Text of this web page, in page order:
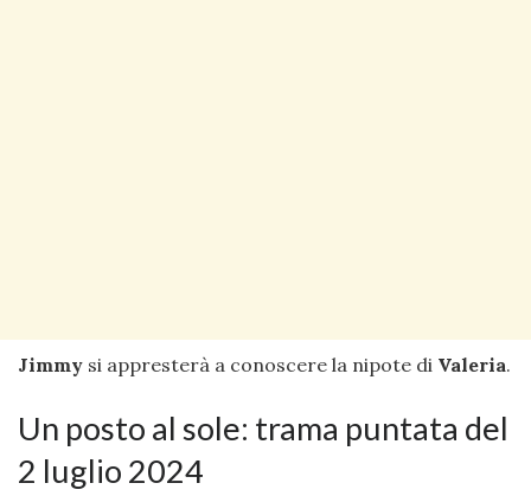
Jimmy si appresterà a conoscere la nipote di Valeria.
Un posto al sole: trama puntata del
2 luglio 2024